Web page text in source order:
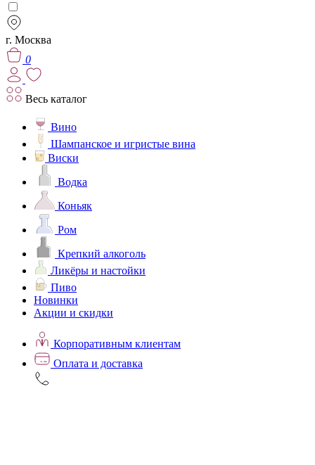
г. Москва
0
Весь каталог
Вино
Шампанское и игристые вина
Виски
Водка
Коньяк
Ром
Крепкий алкоголь
Ликёры и настойки
Пиво
Новинки
Акции и скидки
Корпоративным клиентам
Оплата и доставка